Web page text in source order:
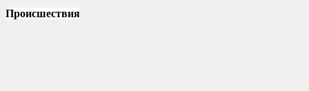
Происшествия